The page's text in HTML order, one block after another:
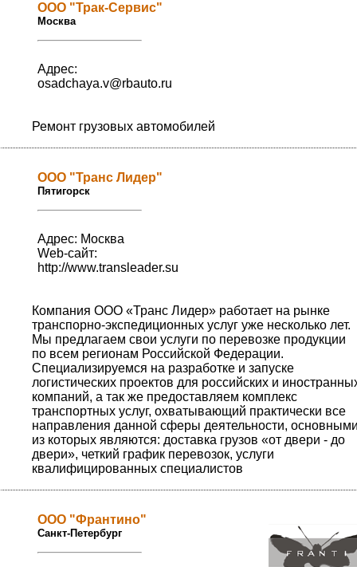
ООО "Трак-Сервис"
Москва
Адрес:
osadchaya.v@rbauto.ru
Ремонт грузовых автомобилей
ООО "Транс Лидер"
Пятигорск
Адрес: Москва
Web-сайт:
http://www.transleader.su
Компания ООО «Транс Лидер» работает на рынке
транспорно-экспедиционных услуг уже несколько лет.
Мы предлагаем свои услуги по перевозке продукции
по всем регионам Российской Федерации.
Специализируемся на разработке и запуске
логистических проектов для российских и
компаний, а так же предоставляем комплекс
транспортных услуг, охватывающий практически все
направления данной сферы деятельности,
из которых являются: доставка грузов «от двери - до
двери», четкий график перевозок, услуги
квалифицированных специалистов
ООО "Франтино"
Санкт-Петербург